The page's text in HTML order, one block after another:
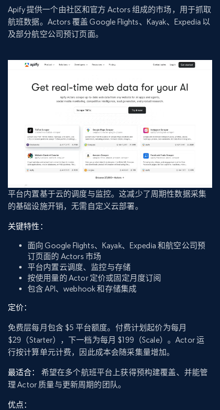
Apify 提供一个由社区和官方 Actors 组成的市场，用于抓取
航班数据。Actors 覆盖 Google Flights、Kayak、Expedia 以
及部分航空公司预订页面。
平台内置基于云的调度与监控。这减少了周期性数据采集
的基础设施开销，无需自定义云部署。
关键特性：
面向 Google Flights、Kayak、Expedia 和航空公司预
订页面的 Actors 市场
平台内置云调度、监控与存储
按使用量的 Actor 定价或固定月度订阅
包含 API、webhook 和存储集成
定价：
免费层每月包含 $5 平台额度。付费计划起价为每月
$29（Starter），下一档为每月 $199（Scale）。Actor 运
行按计算单元计费，因此成本会随采集量增加。
最适合：
希望在多个航班平台上获得预构建覆盖、并能管
理 Actor 质量与更新周期的团队。
优点：